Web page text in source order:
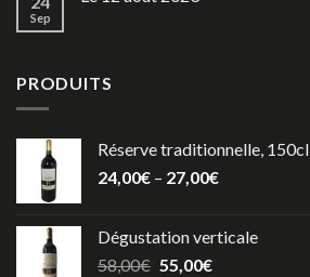
Sep
PRODUITS
Réserve traditionnelle, 150cl
24,00€ – 27,00€
Dégustation verticale
58,00€ 55,00€